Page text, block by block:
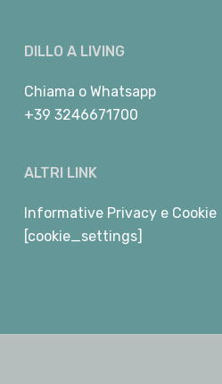
DILLO A LIVING
Chiama o Whatsapp
+39 3246671700
ALTRI LINK
Informative Privacy e Cookie
[cookie_settings]